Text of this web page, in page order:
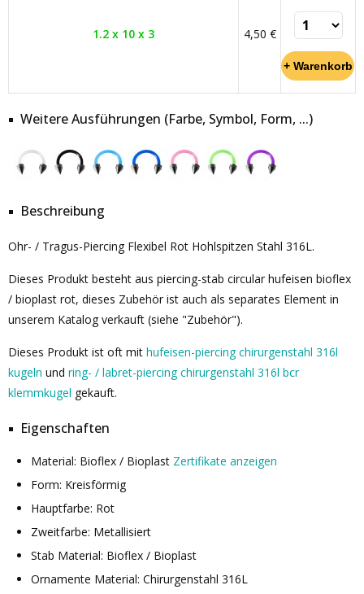
1.2 x 10 x 3 4,50 €
Weitere Ausführungen (Farbe, Symbol, Form, ...)
Beschreibung
Ohr- / Tragus-Piercing Flexibel Rot Hohlspitzen Stahl 316L.
Dieses Produkt besteht aus piercing-stab circular hufeisen bioflex
/ bioplast rot, dieses Zubehör ist auch als separates Element in
unserem Katalog verkauft (siehe "Zubehör").
Dieses Produkt ist oft mit hufeisen-piercing chirurgenstahl 316l
kugeln und ring- / labret-piercing chirurgenstahl 316l bcr
klemmkugel gekauft.
Eigenschaften
Material: Bioflex / Bioplast Zertifikate anzeigen
Form: Kreisförmig
Hauptfarbe: Rot
Zweitfarbe: Metallisiert
Stab Material: Bioflex / Bioplast
Ornamente Material: Chirurgenstahl 316L